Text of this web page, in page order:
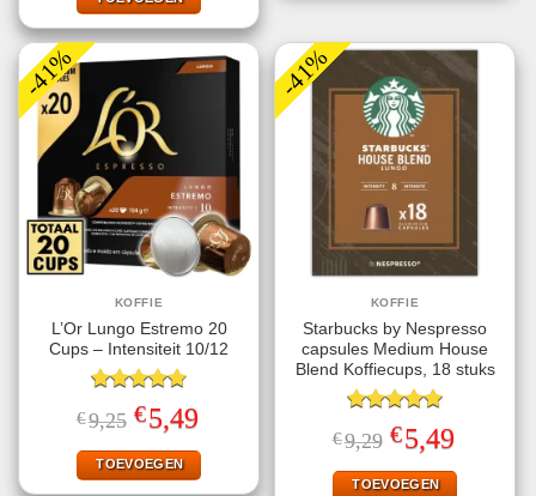
-41%
KOFFIE
L’Or Lungo Estremo 20
Cups – Intensiteit 10/12
Gewaardeerd
4.80uit 5
€9,25 Oorspronkelijke
prijs
was:
€9,25.
€5,49
is:
€5,49.
TOEVOEGEN
-41%
KOFFIE
Starbucks by Nespresso
capsules Medium House
Blend Koffiecups, 18 stuks
Gewaardeerd
5.00uit 5
€9,29 Oorspronkelijke
prijs
was:
€9,29.
€5,49
is:
€5,49.
TOEVOEGEN